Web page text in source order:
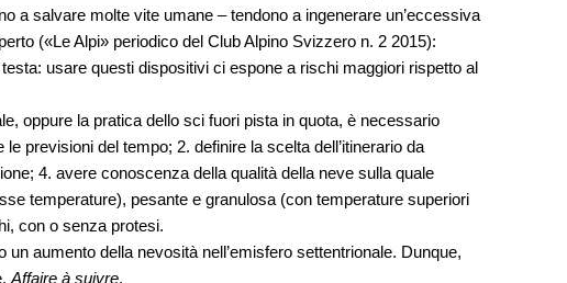
a salvare molte vite umane – tendono a ingenerare un’eccessiva
(«Le Alpi» periodico del Club Alpino Svizzero n. 2 2015):
usare questi dispositivi ci espone a rischi maggiori rispetto al
oppure la pratica dello sci fuori pista in quota, è necessario
previsioni del tempo; 2. definire la scelta dell’itinerario da
4. avere conoscenza della qualità della neve sulla quale
temperature), pesante e granulosa (con temperature superiori
con o senza protesi.
aumento della nevosità nell’emisfero settentrionale. Dunque,
Affaire à suivre.